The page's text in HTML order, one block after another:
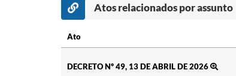
Atos relacionados por assunto
Ato
DECRETO Nº 49, 13 DE ABRIL DE 2026